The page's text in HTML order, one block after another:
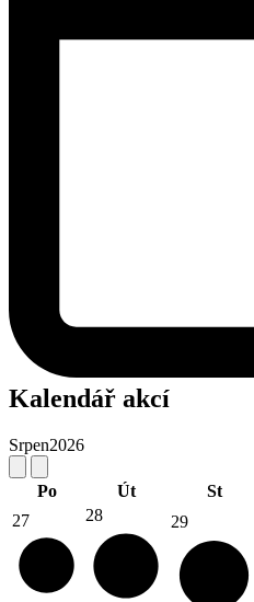
Kalendář akcí
Srpen2026
Po Út St
27
28 29